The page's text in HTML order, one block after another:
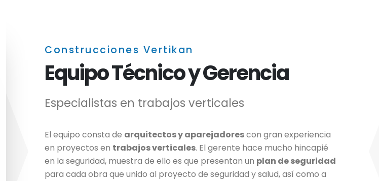
Construcciones Vertikan
Equipo Técnico y Gerencia
Especialistas en trabajos verticales
El equipo consta de arquitectos y aparejadorescon gran experiencia
en proyectos en trabajos verticales. El gerente hace mucho hincapié
en la seguridad, muestra de ello es que presentan un plan de seguridad
para cada obra que unido al proyecto de seguridad y salud, así como a